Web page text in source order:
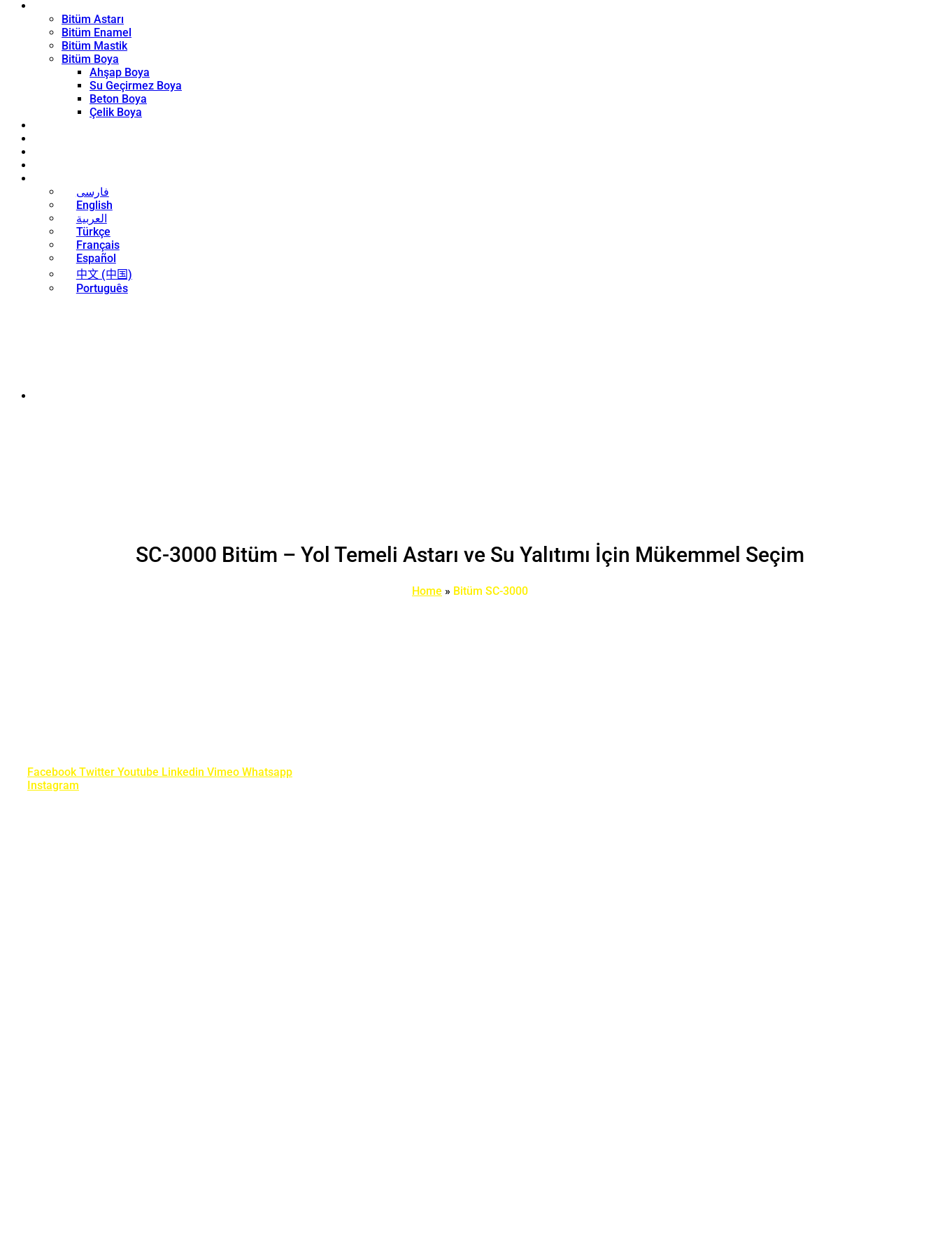
Bitüm Astarı
Bitüm Enamel
Bitüm Mastik
Bitüm Boya
Ahşap Boya
Su Geçirmez Boya
Beton Boya
Çelik Boya
فارسی
English
العربية
Türkçe
Français
Español
中文 (中国)
Português
SC-3000 Bitüm – Yol Temeli Astarı ve Su Yalıtımı İçin Mükemmel Seçim
Home » Bitüm SC-3000
Facebook Twitter Youtube Linkedin Vimeo Whatsapp
Instagram